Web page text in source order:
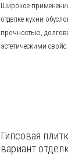
Широкое
отделке кухни
прочностью,
эстетическими
Гипсовая
вариант